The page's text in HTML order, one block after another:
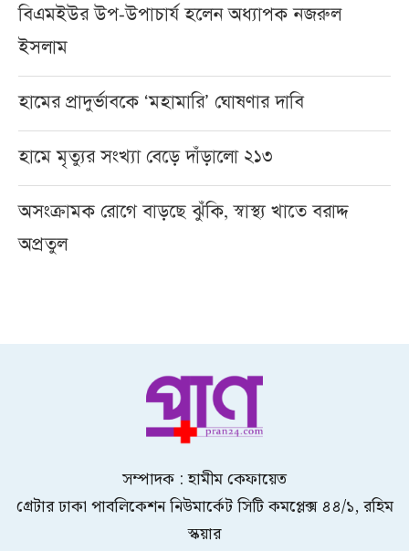
বিএমইউর উপ-উপাচার্য হলেন অধ্যাপক নজরুল
ইসলাম
হামের প্রাদুর্ভাবকে ‘মহামারি’ ঘোষণার দাবি
হামে মৃত্যুর সংখ্যা বেড়ে দাঁড়ালো ২১৩
অসংক্রামক রোগে বাড়ছে ঝুঁকি, স্বাস্থ্য খাতে বরাদ্দ
অপ্রতুল
সম্পাদক : হামীম কেফায়েত
গ্রেটার ঢাকা পাবলিকেশন নিউমার্কেট সিটি কমপ্লেক্স ৪৪/১, রহিম
স্কয়ার